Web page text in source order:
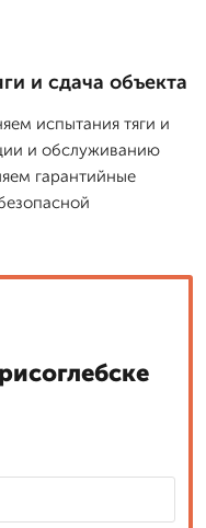
и сдача объекта
испытания тяги и
и обслуживанию
гарантийные